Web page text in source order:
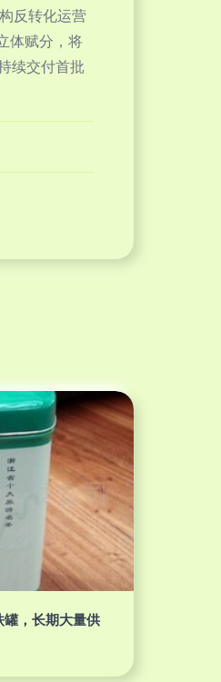
反转化运营
体赋分，将
续交付首批
，长期大量供